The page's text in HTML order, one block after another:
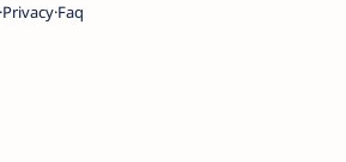
PrivacyFaq